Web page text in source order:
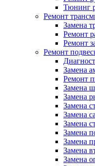
Тюнинг
Ремонт
Замена
Ремонт
Ремонт
Ремонт
Замена
Ремонт
Замена
Замена
Замена
Замена
Замена
Замена
Замена
Замена
Замена